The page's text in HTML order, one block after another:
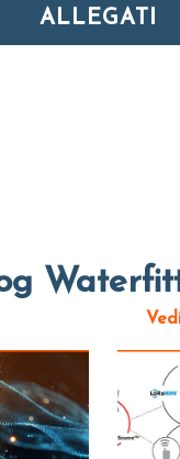
ALLEGATI